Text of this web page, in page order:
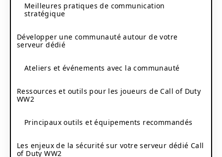
Meilleures pratiques de communication
stratégique
Développer une communauté autour de votre
serveur dédié
Ateliers et événements avec la communauté
Ressources et outils pour les joueurs de Call of Duty
WW2
Principaux outils et équipements recommandés
Les enjeux de la sécurité sur votre serveur dédié Call
of Duty WW2